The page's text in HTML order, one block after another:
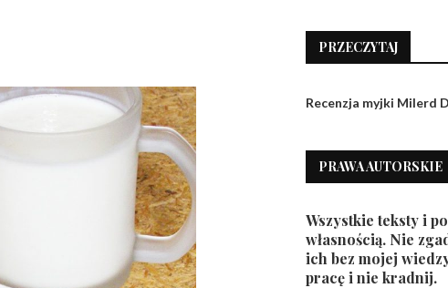
PRZECZYTAJ
Recenzja myjki Milerd
PRAWA AUTORSKIE
Wszystkie teksty i
własnością. Nie
ich bez mojej
pracę i nie kradnij.